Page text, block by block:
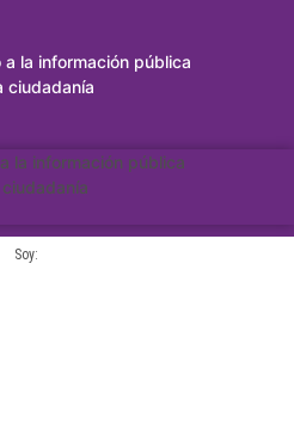
la información pública
ciudadanía
la información pública
Soy: